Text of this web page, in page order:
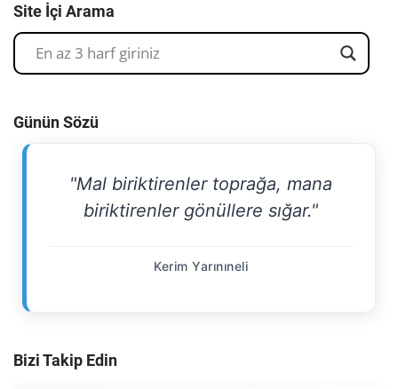
Site İçi Arama
Günün Sözü
"Mal biriktirenler toprağa, mana
biriktirenler gönüllere sığar."
Kerim Yarınıneli
Bizi Takip Edin